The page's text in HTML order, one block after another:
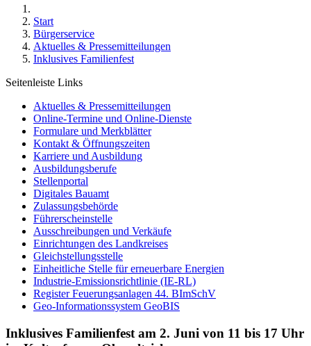
Start
Bürgerservice
Aktuelles & Pressemitteilungen
Inklusives Familienfest
Seitenleiste Links
Aktuelles & Pressemitteilungen
Online-Termine und Online-Dienste
Formulare und Merkblätter
Kontakt & Öffnungszeiten
Karriere und Ausbildung
Ausbildungsberufe
Stellenportal
Digitales Bauamt
Zulassungsbehörde
Führerscheinstelle
Ausschreibungen und Verkäufe
Einrichtungen des Landkreises
Gleichstellungsstelle
Einheitliche Stelle für erneuerbare Energien
Industrie-Emissionsrichtlinie (IE-RL)
Register Feuerungsanlagen 44. BImSchV
Geo-Informationssystem GeoBIS
Inklusives Familienfest am 2. Juni von 11 bis 17 Uhr